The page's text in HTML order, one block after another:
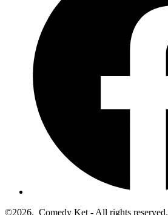
©2026. Comedy Ket - All rights reserved.